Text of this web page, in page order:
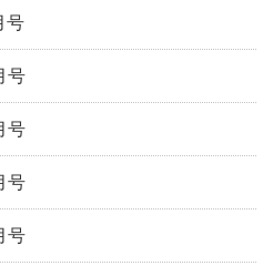
号
号
号
号
号